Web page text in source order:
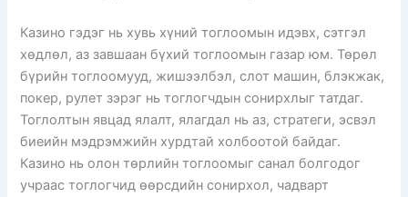
Казино гэдэг нь хувь хүний тоглоомын идэвх, сэтгэл
хөдлөл, аз завшаан бүхий тоглоомын газар юм. Төрөл
бүрийн тоглоомууд, жишээлбэл, слот машин, блэкжак,
покер, рулет зэрэг нь тоглогчдын сонирхлыг татдаг.
Тоглолтын явцад ялалт, ялагдал нь аз, стратеги, эсвэл
биеийн мэдрэмжийн хурдтай холбоотой байдаг.
Казино нь олон төрлийн тоглоомыг санал болгодог
учраас тоглогчид өөрсдийн сонирхол, чадварт